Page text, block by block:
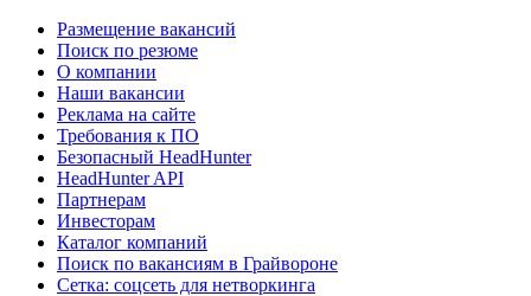
Размещение вакансий
Поиск по резюме
О компании
Наши вакансии
Реклама на сайте
Требования к ПО
Безопасный HeadHunter
HeadHunter API
Партнерам
Инвесторам
Каталог компаний
Поиск по вакансиям в Грайвороне
Сетка: соцсеть для нетворкинга